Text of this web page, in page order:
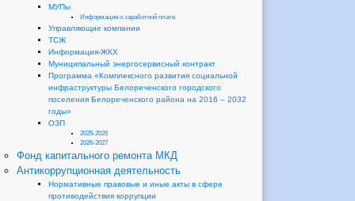
МУПы
Информация о заработной плате
Управляющие компании
ТСЖ
Информация-ЖКХ
Муниципальный энергосервисный контракт
Программа «Комплексного развития социальной
инфраструктуры Белореченского городского
поселения Белореченского района на 2016 – 2032
годы»
ОЗП
2025-2026
2026-2027
Фонд капитального ремонта МКД
Антикоррупционная деятельность
Нормативные правовые и иные акты в сфере
противодействия коррупции